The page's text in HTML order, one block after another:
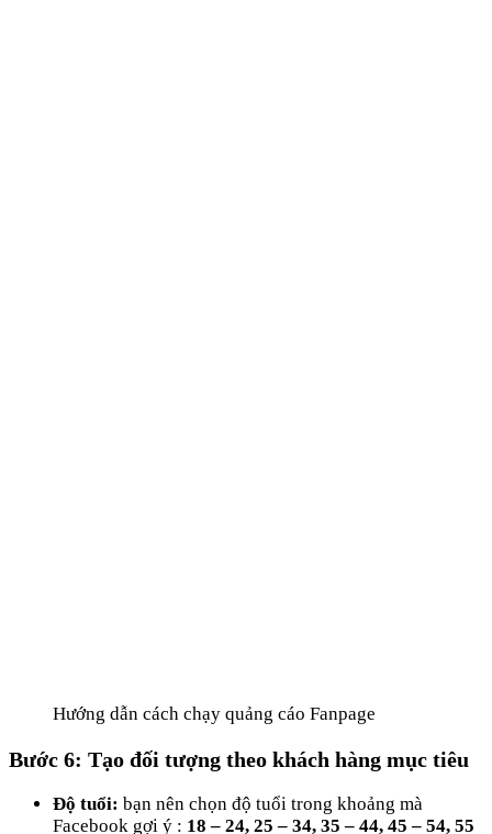
Hướng dẫn cách chạy quảng cáo Fanpage
Bước 6: Tạo đối tượng theo khách hàng mục tiêu
Độ tuổi: bạn nên chọn độ tuổi trong khoảng mà
Facebook gợi ý : 18 – 24, 25 – 34, 35 – 44, 45 – 54, 55